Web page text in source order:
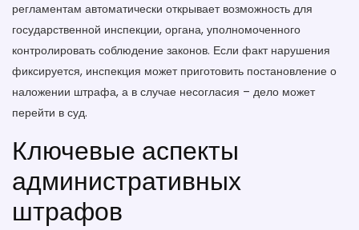
регламентам автоматически открывает возможность для
государственной инспекции, органа, уполномоченного
контролировать соблюдение законов. Если факт нарушения
фиксируется, инспекция может приготовить постановление о
наложении штрафа, а в случае несогласия – дело может
перейти в суд.
Ключевые аспекты
административных
штрафов